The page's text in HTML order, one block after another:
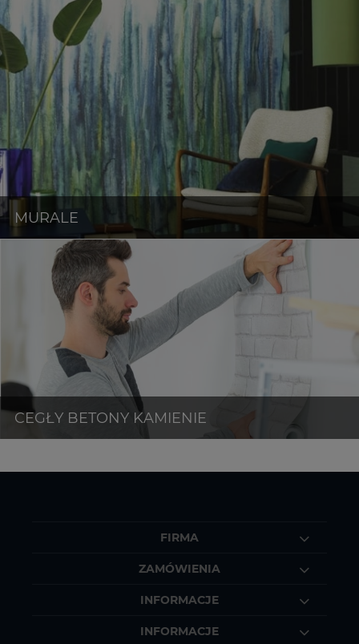
FIRMA
ZAMÓWIENIA
INFORMACJE
INFORMACJE